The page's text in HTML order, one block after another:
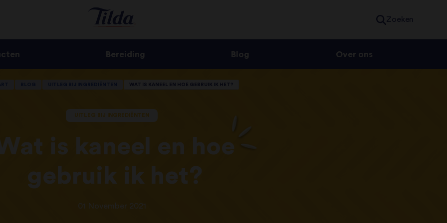
Zoeken
Bereiding Blog Over ons
WAT IS KANEEL EN HOE GEBRUIK IK HET?
UITLEG BIJ INGREDIËNTEN
is kaneel en hoe
gebruik ik het?
01 November 2021